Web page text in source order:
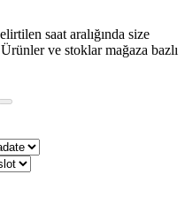
saat aralığında size
ve stoklar mağaza bazlı